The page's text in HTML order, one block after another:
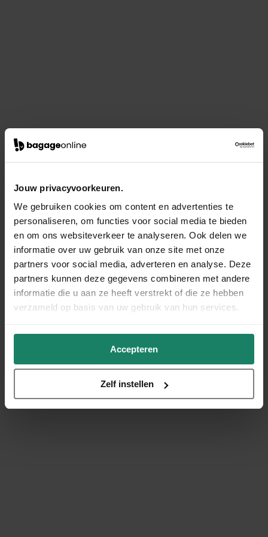
Jouw privacyvoorkeuren.
We gebruiken cookies om content en advertenties te
personaliseren, om functies voor social media te bieden
en om ons websiteverkeer te analyseren. Ook delen we
informatie over uw gebruik van onze site met onze
partners voor social media, adverteren en analyse. Deze
partners kunnen deze gegevens combineren met andere
informatie die u aan ze heeft verstrekt of die ze hebben
verzameld op basis van uw gebruik van hun services.
Accepteren
Zelf instellen